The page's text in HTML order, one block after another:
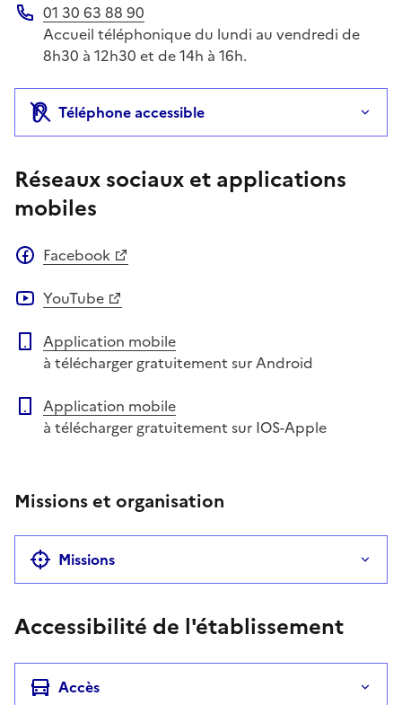
Téléphone
01 30 63 88 90
Accueil téléphonique du lundi au vendredi de
8h30 à 12h30 et de 14h à 16h.
Téléphone accessible
Réseaux sociaux et applications
mobiles
Facebook
YouTube
Application mobile
à télécharger gratuitement sur Android
Application mobile
à télécharger gratuitement sur IOS-Apple
Missions et organisation
Missions
Accessibilité de l'établissement
Accès